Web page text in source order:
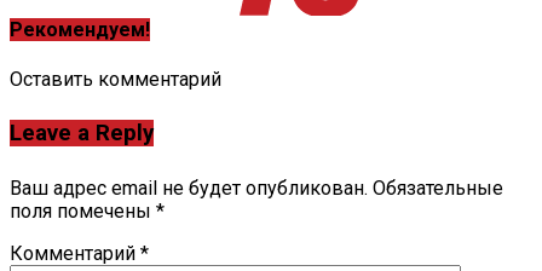
Рекомендуем!
Оставить комментарий
Leave a Reply
Ваш адрес email не будет опубликован. Обязательные
поля помечены *
Комментарий *